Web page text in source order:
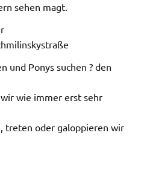
sehen magt.
und Ponys suchen ? den
wie immer erst sehr
treten oder galoppieren wir